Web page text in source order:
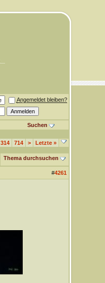
Angemeldet bleiben?
Suchen
314 714 > Letzte »
Thema durchsuchen
#4261